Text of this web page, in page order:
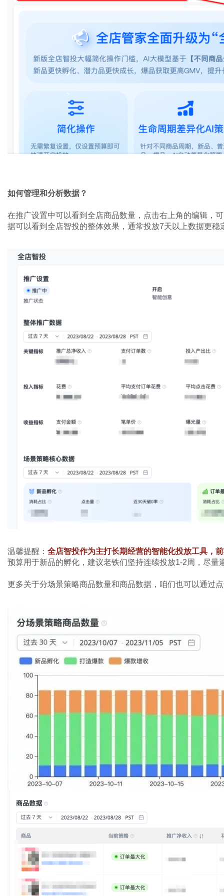
如何管理和分析数据？
在推广设置中可以看到全店商品数量，点击右上角的编辑，
据可以看到全店智投的整体效果，通常投放7天以上数据更稳
温馨提醒： 全店智投作为主打长期经营的智能化投放工具，
预算用于新品的孵化，建议老铁们坚持连续投放1-2周，尽量
更多关于分场景策略商品数量和商品数据，咱们也可以通过